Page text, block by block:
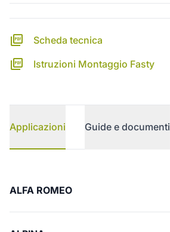
Scheda tecnica
Istruzioni Montaggio Fasty
Applicazioni Guide e documenti
ALFA ROMEO